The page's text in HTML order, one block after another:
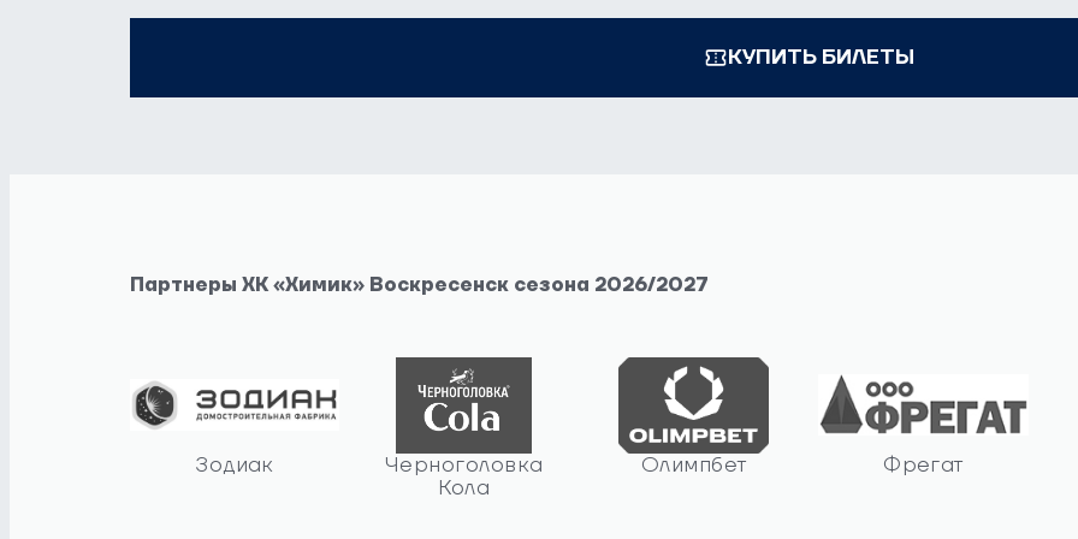
КУПИТЬ БИЛЕТЫ
Партнеры ХК «Химик» Воскресенск сезона 2026/2027
Зодиак
Черноголовка
Кола
Олимпбет Фрегат